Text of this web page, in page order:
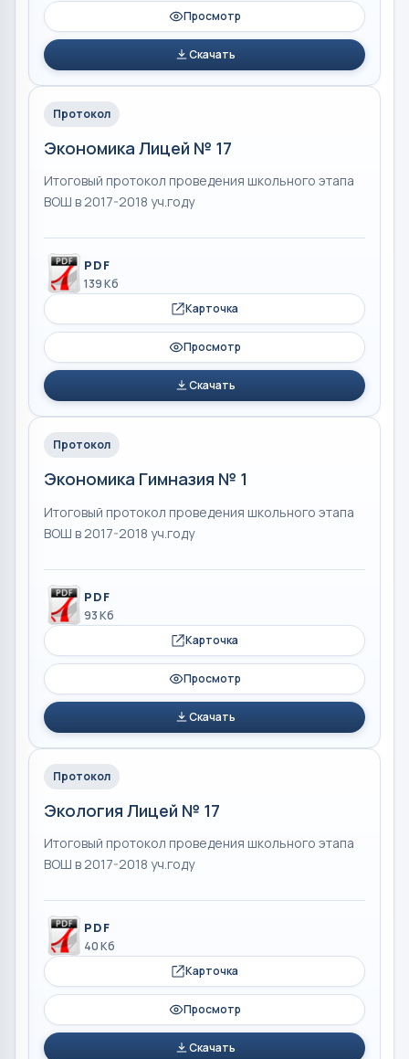
Просмотр
Скачать
Протокол
Экономика Лицей № 17
Итоговый протокол проведения школьного этапа
ВОШ в 2017-2018 уч.году
PDF
139 Кб
Карточка
Просмотр
Скачать
Протокол
Экономика Гимназия № 1
Итоговый протокол проведения школьного этапа
ВОШ в 2017-2018 уч.году
PDF
93 Кб
Карточка
Просмотр
Скачать
Протокол
Экология Лицей № 17
Итоговый протокол проведения школьного этапа
ВОШ в 2017-2018 уч.году
PDF
40 Кб
Карточка
Просмотр
Скачать